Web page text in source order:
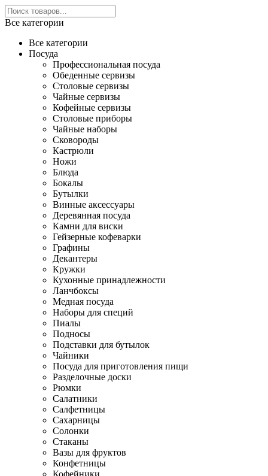
Все категории
Все категории
Посуда
Профессиональная посуда
Обеденные сервизы
Столовые сервизы
Чайные сервизы
Кофейные сервизы
Столовые приборы
Чайные наборы
Сковороды
Кастрюли
Ножи
Блюда
Бокалы
Бутылки
Винные аксессуары
Деревянная посуда
Камни для виски
Гейзерные кофеварки
Графины
Декантеры
Кружки
Кухонные принадлежности
Ланчбоксы
Медная посуда
Наборы для специй
Пиалы
Подносы
Подставки для бутылок
Чайники
Посуда для приготовления пищи
Разделочные доски
Рюмки
Салатники
Салфетницы
Сахарницы
Солонки
Стаканы
Вазы для фруктов
Конфетницы
Кофейники